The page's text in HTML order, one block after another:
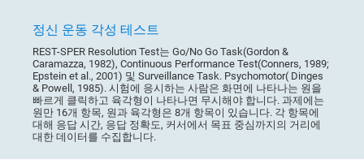
정신 운동 각성 테스트
REST-SPER Resolution Test는 Go/No Go Task(Gordon &
Caramazza, 1982), Continuous Performance Test(Conners, 1989;
Epstein et al., 2001) 및 Surveillance Task. Psychomotor( Dinges
& Powell, 1985). 시험에 응시하는 사람은 화면에 나타나는 원을
빠르게 클릭하고 육각형이 나타나면 무시해야 합니다. 과제에는
원만 16개 항목, 원과 육각형은 8개 항목이 있습니다. 각 항목에
대해 응답 시간, 응답 정확도, 커서에서 목표 중심까지의 거리에
대한 데이터를 수집합니다.